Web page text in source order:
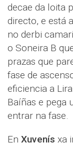
decae da loita
directo, e está
no derbi
o Soneira B
prazas que
fase de
eficiencia a
Baíñas e pega
entrar na fase.
En Xuvenís xa